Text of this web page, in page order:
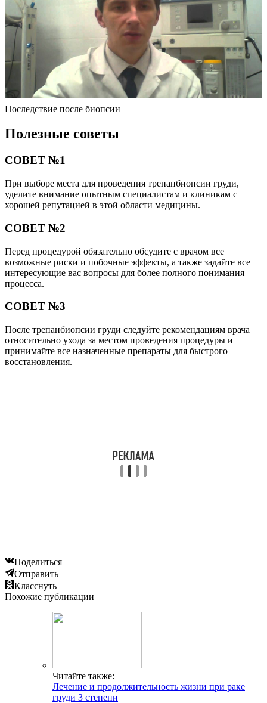
Последствие после биопсии
Полезные советы
СОВЕТ №1
При выборе места для проведения трепанбиопсии груди,
уделите внимание опытным специалистам и клиникам с
хорошей репутацией в этой области медицины.
СОВЕТ №2
Перед процедурой обязательно обсудите с врачом все
возможные риски и побочные эффекты, а также задайте все
интересующие вас вопросы для более полного понимания
процесса.
СОВЕТ №3
После трепанбиопсии груди следуйте рекомендациям врача
относительно ухода за местом проведения процедуры и
принимайте все назначенные препараты для быстрого
восстановления.
Поделиться
Отправить
Класснуть
Похожие публикации
Читайте также:
Лечение и продолжительность жизни при раке
груди 3 степени